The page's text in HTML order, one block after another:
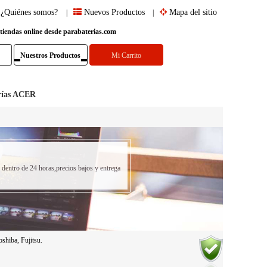
Mapa del sitio
Nuevos Productos
¿Quiénes somos?
online desde parabaterias.com
Nuestros Productos Mi Carrito
ACER
de 24 horas,precios bajos y entrega
Fujitsu.